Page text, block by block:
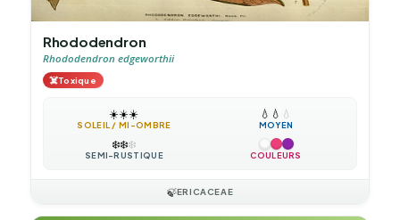
Rhododendron
Rhododendron edgeworthii
☠️Toxique
☀️☀️☀️
SOLEIL / MI-OMBRE
💧 💧 💧
MOYEN
❄️❄️❄️
SEMI-RUSTIQUE COULEURS
🍃ERICACEAE